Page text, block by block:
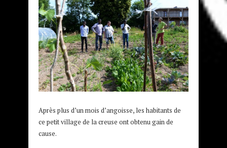
Après plus d’un mois d’angoisse, les habitants de
ce petit village de la creuse ont obtenu gain de
cause.